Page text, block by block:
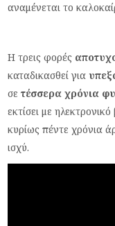
αναμένεται το
Η τρεις φορές
καταδικασθεί για
σετέσσερα χρόνια
εκτίσει με
κυρίως πέντε χρόνια
ισχύ.